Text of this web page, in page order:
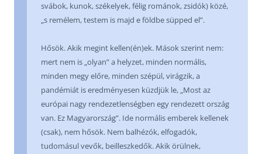
svábok, kunok, székelyek, félig románok, zsidók) közé,
„s remélem, testem is majd e földbe süpped el”.
Hősök. Akik megint kellen(én)ek. Mások szerint nem:
mert nem is „olyan” a helyzet, minden normális,
minden megy előre, minden szépül, virágzik, a
pandémiát is eredményesen küzdjük le, „Most az
európai nagy rendezetlenségben egy rendezett ország
van. Ez Magyarország”. Ide normális emberek kellenek
(csak), nem hősök. Nem balhézók, elfogadók,
tudomásul vevők, beilleszkedők. Akik örülnek,